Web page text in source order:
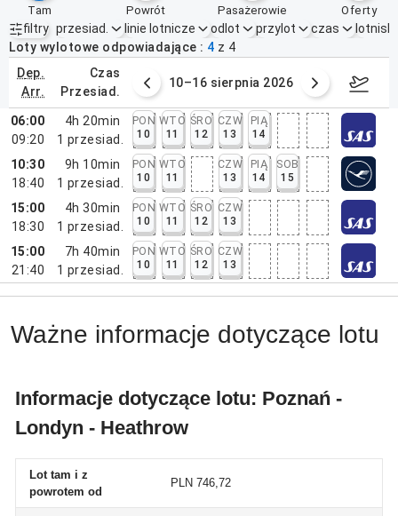
tam powrót pasażerowie oferty
filtry
Aktywne filtry brak
przesiad. linie lotnicze odlot przylot czas
Loty wylotowe odpowiadające
4 z 4
dep.
arr.
czas
przesiad.
sierpnia 2026 10–16 sierpnia 2026
06:00
09:20
4h 20min
1 przesiad.
PON
10
WTO
11
ŚRO
12
CZW
13
PIĄ
14
10:30
18:40
9h 10min
1 przesiad.
PON
10
WTO
11
CZW
13
PIĄ
14
SOB
15
15:00
18:30
4h 30min
1 przesiad.
PON
10
WTO
11
ŚRO
12
CZW
13
15:00
21:40
7h 40min
1 przesiad.
PON
10
WTO
11
ŚRO
12
CZW
13
Ważne informacje dotyczące lotu
Informacje dotyczące lotu: Poznań -
Londyn - Heathrow
Lot tam i z
powrotem od
PLN 746,72